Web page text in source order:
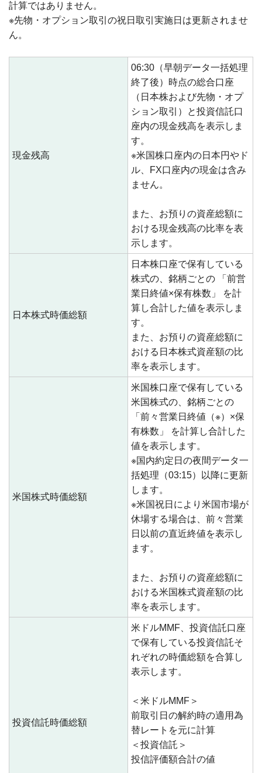
計算ではありません。
※先物・オプション取引の祝日取引実施日は更新されませ
ん。
現金残高
06:30（早朝データ一括処理
終了後）時点の総合口座
（日本株および先物・オプ
ション取引）と投資信託口
座内の現金残高を表示しま
す。
※米国株口座内の日本円やド
ル、FX口座内の現金は含み
ません。
また、お預りの資産総額に
おける現金残高の比率を表
示します。
日本株式時価総額
日本株口座で保有している
株式の、銘柄ごとの 「前営
業日終値×保有株数」 を計
算し合計した値を表示しま
す。
また、お預りの資産総額に
おける日本株式資産額の比
率を表示します。
米国株式時価総額
米国株口座で保有している
米国株式の、銘柄ごとの
「前々営業日終値（※）×保
有株数」 を計算し合計した
値を表示します。
※国内約定日の夜間データ一
括処理（03:15）以降に更新
します。
※米国祝日により米国市場が
休場する場合は、前々営業
日以前の直近終値を表示し
ます。
また、お預りの資産総額に
おける米国株式資産額の比
率を表示します。
投資信託時価総額
米ドルMMF、投資信託口座
で保有している投資信託そ
れぞれの時価総額を合算し
表示します。
＜米ドルMMF＞
前取引日の解約時の適用為
替レートを元に計算
＜投資信託＞
投信評価額合計の値